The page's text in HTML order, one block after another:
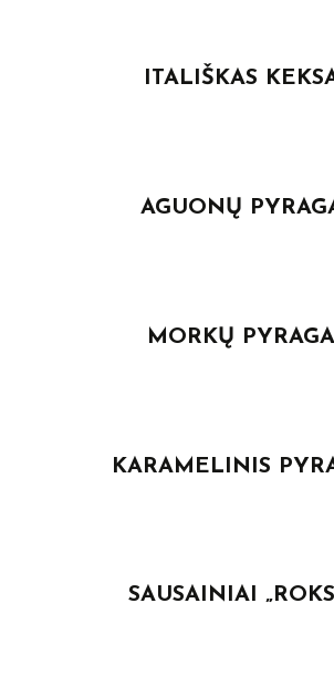
ITALIŠKAS
AGUONŲ
MORKŲ
KARAMELINIS
SAUSAINIAI